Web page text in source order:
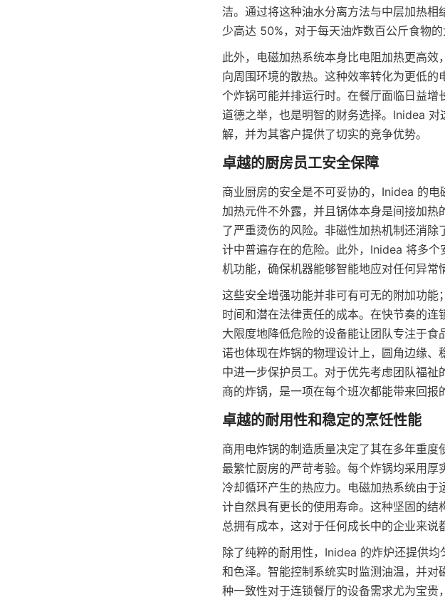
洁。通过将这种油水分离方法与中层加热
少高达 50%，对于每天油炸数百公斤食物
此外，电磁加热系统本身比电阻加热更高
向周围环境的散热。这种效率转化为更低
个炸锅可能并排运行时。在餐厅面临日益
道德之举，也是明智的财务选择。Inidea
解，并为其客户提供了切实的竞争优势。
商业厨房的安全是不可妥协的，Inidea 的
加热元件不外露，并且锅体本身是间接加
了严重烫伤的风险。非磁性加热机制还消
计中普遍存在的危险。此外，Inidea 将多
机功能，确保机器能够智能地应对任何异常
这些安全增强功能并非可有可无的附加功
时间和潜在法律责任的成本。在快节奏的
大限度地降低危险的设备能让团队专注于
诺也体现在炸锅的物理设计上，圆角边缘
中进一步保护员工。对于优先考虑团队福
商的炸锅，是一项在每个班次都能带来回报
商用电炸锅的制造质量决定了其在多年重
最繁忙厨房的严苛考验。每个炸锅均采用
冷却循环产生的热应力。电磁加热系统由
计自然具有更长的使用寿命。这种坚固的
总拥有成本，这对于任何成长中的企业来说
除了纯粹的耐用性，Inidea 的炸炉还提供
和色泽。智能控制系统实时监测油温，并
种一致性对于连锁餐厅的设备需求尤为宝贵